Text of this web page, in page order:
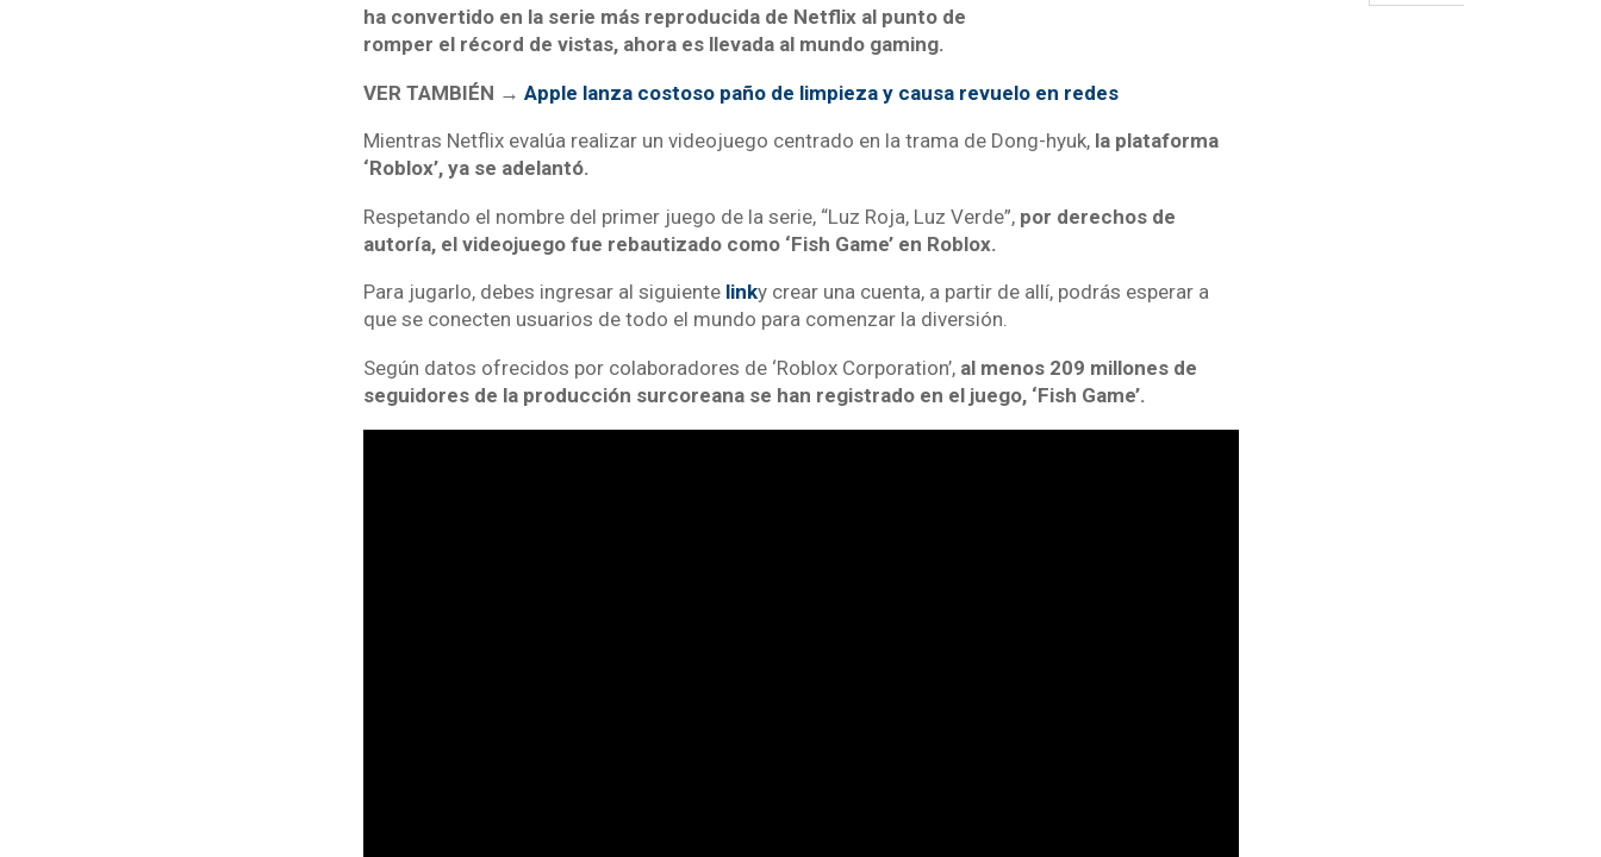
ha convertido en la serie más reproducida de Netflix al punto de
romper el récord de vistas, ahora es llevada al mundo gaming.
VER TAMBIÉN → Apple lanza costoso paño de limpieza y causa revuelo en redes
Mientras Netflix evalúa realizar un videojuego centrado en la trama de Dong-hyuk,la plataforma
‘Roblox’, ya se adelantó.
Respetando el nombre del primer juego de la serie, “Luz Roja, Luz Verde”, por derechos de
autoría, el videojuego fue rebautizado como ‘Fish Game’ en Roblox.
Para jugarlo, debes ingresar al siguiente linky crear una cuenta, a partir de allí, podrás esperar a
que se conecten usuarios de todo el mundo para comenzar la diversión.
Según datos ofrecidos por colaboradores de ‘Roblox Corporation’, al menos 209 millones de
seguidores de la producción surcoreana se han registrado en el juego, ‘Fish Game’.